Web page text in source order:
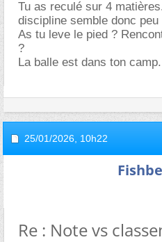
Tu as reculé sur 4
discipline semble donc peu
As tu leve le pied ?
?
La balle est dans ton camp.
25/01/2026, 10h22
Re : Note vs